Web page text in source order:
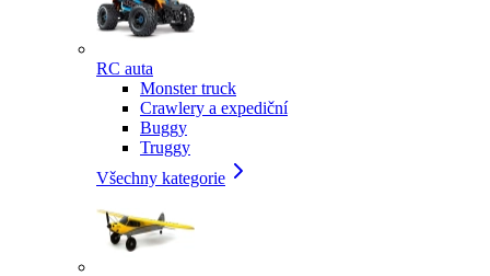
RC auta
Monster truck
Crawlery a expediční
Buggy
Truggy
Všechny kategorie